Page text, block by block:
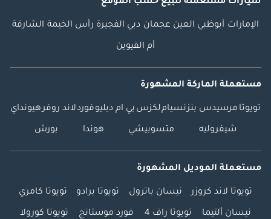
سيارات مستعملة للبيع حسب الموقع
الإمارات أبوظبي العين عجمان دبي الفجيرة رأس الخيمة الشارقة
أم القيوين
مستعملة الماركة المشهورة
تويوتا مرسيدس بنزنسياملكزس بي ام دبليوفوردلاند روفرهيونداي
شيفروليه متسوبيشي هوندا بورش
مستعملة الموديل المشهورة
تويوتا لاند كروزر نيسان باترول تويوتا برادو تويوتا كامري
نيسان ألتيما تويوتا راف 4 فورد موستانج تويوتا كورولا